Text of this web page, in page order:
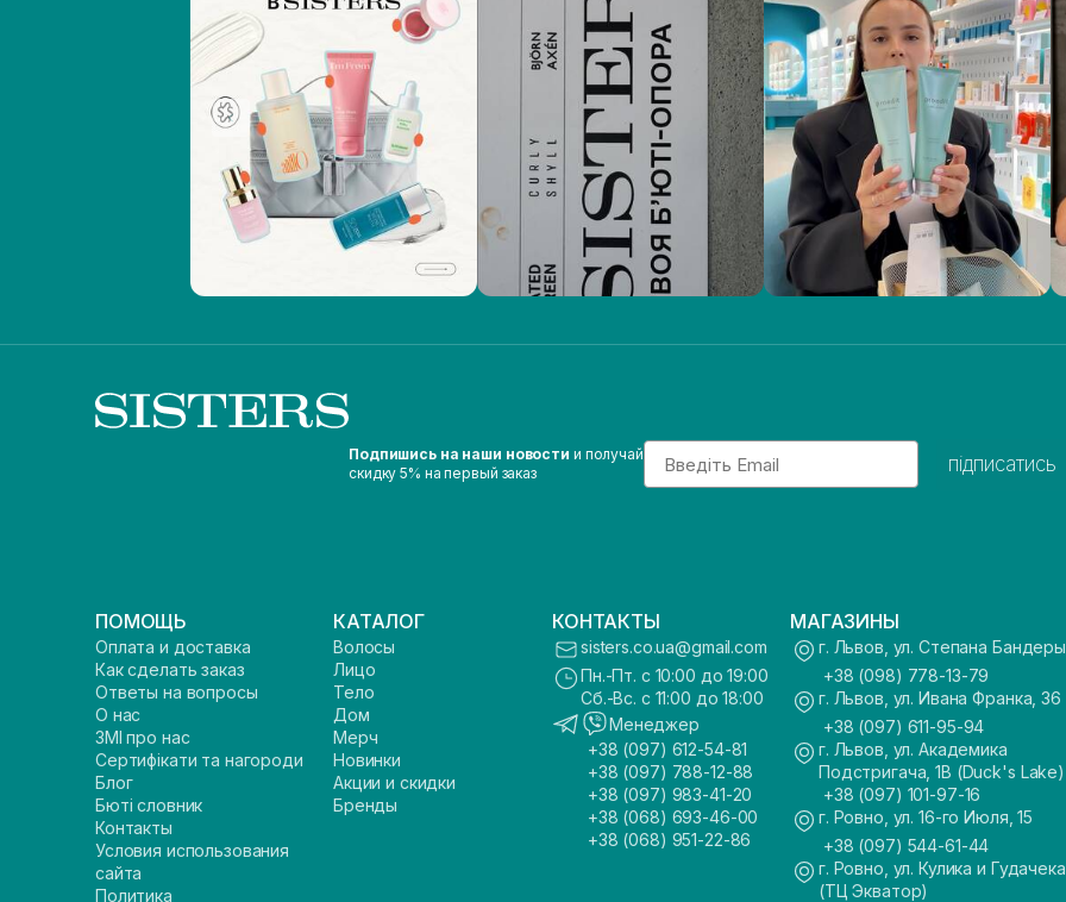
Подпишись на наши новости и получай
скидку 5% на первый заказ
Email
підписатись
ПОМОЩЬ
Оплата и доставка
Как сделать заказ
Ответы на вопросы
О нас
ЗМІ про нас
Сертифікати та нагороди
Блог
Бюті словник
Контакты
Условия использования
сайта
Политика
КАТАЛОГ
Волосы
Лицо
Тело
Дом
Мерч
Новинки
Акции и скидки
Бренды
КОНТАКТЫ
sisters.co.ua@gmail.com
Пн.-Пт. с 10:00 до 19:00
Сб.-Вс. с 11:00 до 18:00
Менеджер
+38 (097) 612-54-81
+38 (097) 788-12-88
+38 (097) 983-41-20
+38 (068) 693-46-00
+38 (068) 951-22-86
МАГАЗИНЫ
г. Львов, ул. Степана
+38 (098) 778-13-79
г. Львов, ул. Ивана Франка, 36
+38 (097) 611-95-94
г. Львов, ул. Академика
Подстригача, 1В (Duck's Lake)
+38 (097) 101-97-16
г. Ровно, ул. 16-го Июля, 15
+38 (097) 544-61-44
г. Ровно, ул. Кулика и
(ТЦ Экватор)